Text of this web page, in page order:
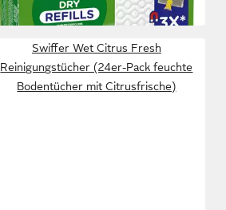
lieferbar - in 2-3 Werktagen bei dir
Swiffer Wet Citrus Fresh
Reinigungstücher (24er-Pack feuchte
Bodentücher mit Citrusfrische)